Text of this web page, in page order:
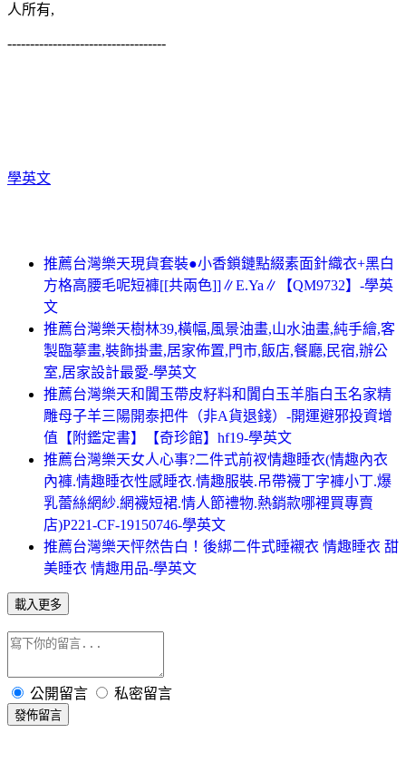
人所有,
-----------------------------------
學英文
推薦台灣樂天現貨套裝●小香鎖鏈點綴素面針織衣+黑白
方格高腰毛呢短褲[[共兩色]]∥E.Ya∥【QM9732】-學英
文
推薦台灣樂天樹林39,橫幅,風景油畫,山水油畫,純手繪,客
製臨摹畫,裝飾掛畫,居家佈置,門市,飯店,餐廳,民宿,辦公
室,居家設計最愛-學英文
推薦台灣樂天和闐玉帶皮籽料和闐白玉羊脂白玉名家精
雕母子羊三陽開泰把件（非A貨退錢）-開運避邪投資增
值【附鑑定書】【奇珍館】hf19-學英文
推薦台灣樂天女人心事?二件式前衩情趣睡衣(情趣內衣
內褲.情趣睡衣性感睡衣.情趣服裝.吊帶襪丁字褲小丁.爆
乳蕾絲網紗.網襪短裙.情人節禮物.熱銷款哪裡買專賣
店)P221-CF-19150746-學英文
推薦台灣樂天怦然告白！後綁二件式睡襯衣 情趣睡衣 甜
美睡衣 情趣用品-學英文
載入更多
公開留言 私密留言
發佈留言